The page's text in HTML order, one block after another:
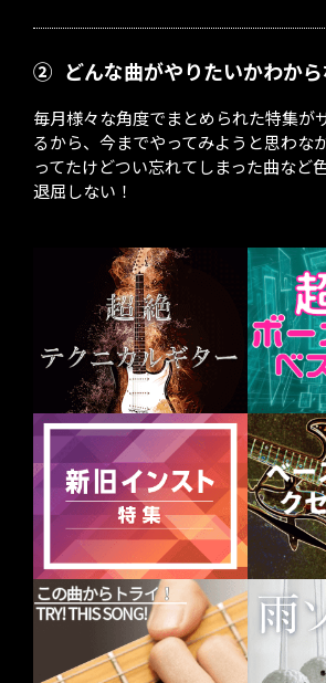
② どんな曲がやりたいかわから
毎月様々な角度でまとめられた特集が
るから、今までやってみようと思わな
ってたけどつい忘れてしまった曲など
退屈しない！